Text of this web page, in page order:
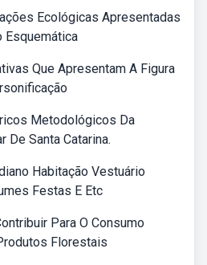
Ecológicas Apresentadas
Esquemática
Que Apresentam A Figura
Metodológicos Da
De Santa Catarina.
Habitação Vestuário
Festas E Etc
Para O Consumo
Florestais